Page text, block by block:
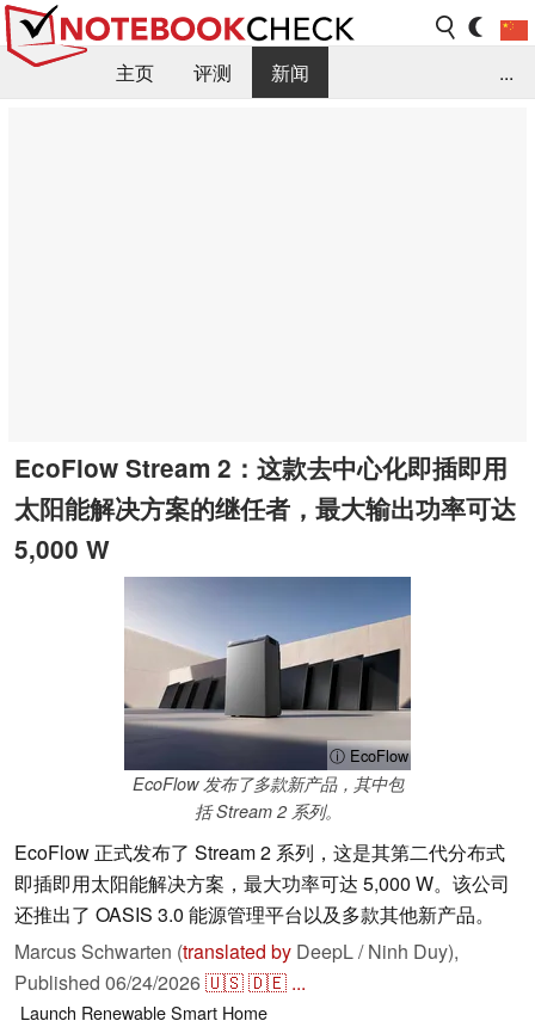
主页 评测
新闻
...
EcoFlow Stream 2：这款去中心化即插即用
太阳能解决方案的继任者，最大输出功率可达
5,000 W
ⓘ EcoFlow
EcoFlow 发布了多款新产品，其中包
括 Stream 2 系列。
EcoFlow 正式发布了 Stream 2 系列，这是其第二代分布式
即插即用太阳能解决方案，最大功率可达 5,000 W。该公司
还推出了 OASIS 3.0 能源管理平台以及多款其他新产品。
Marcus Schwarten (translated by DeepL / Ninh Duy),
Published 06/24/2026🇺🇸🇩🇪 ...
Launch RenewableSmart Home